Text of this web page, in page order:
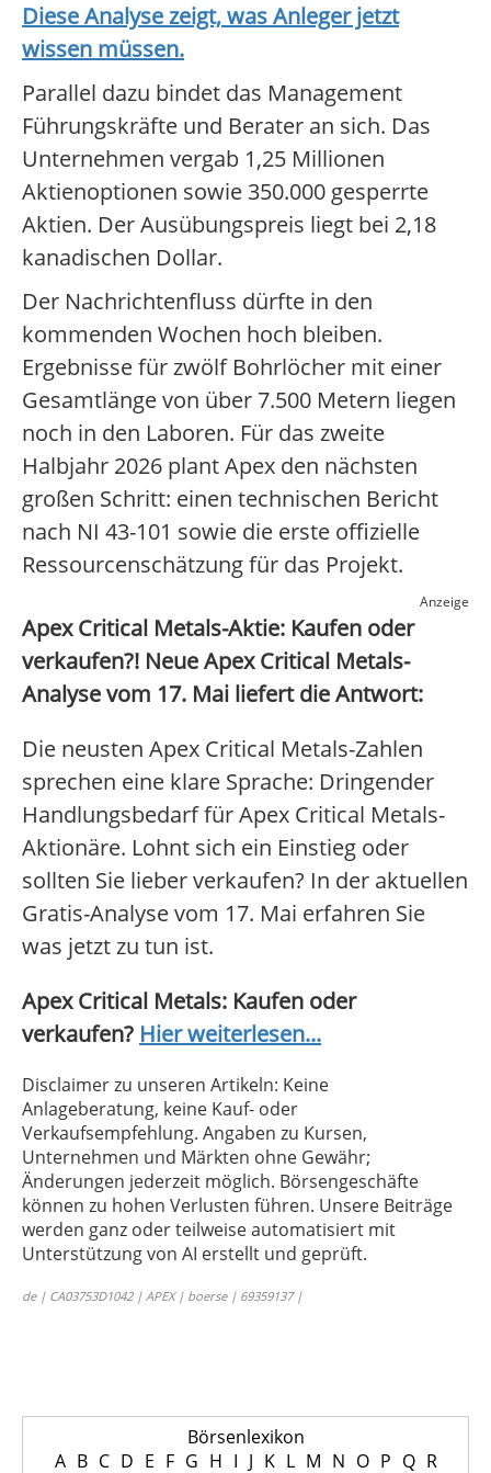
Diese Analyse zeigt, was Anleger jetzt
wissen müssen.
Parallel dazu bindet das Management
Führungskräfte und Berater an sich. Das
Unternehmen vergab 1,25 Millionen
Aktienoptionen sowie 350.000 gesperrte
Aktien. Der Ausübungspreis liegt bei 2,18
kanadischen Dollar.
Der Nachrichtenfluss dürfte in den
kommenden Wochen hoch bleiben.
Ergebnisse für zwölf Bohrlöcher mit einer
Gesamtlänge von über 7.500 Metern liegen
noch in den Laboren. Für das zweite
Halbjahr 2026 plant Apex den nächsten
großen Schritt: einen technischen Bericht
nach NI 43-101 sowie die erste offizielle
Ressourcenschätzung für das Projekt.
Anzeige
Apex Critical Metals-Aktie: Kaufen oder
verkaufen?! Neue Apex Critical Metals-
Analyse vom 17. Mai liefert die Antwort:
Die neusten Apex Critical Metals-Zahlen
sprechen eine klare Sprache: Dringender
Handlungsbedarf für Apex Critical Metals-
Aktionäre. Lohnt sich ein Einstieg oder
sollten Sie lieber verkaufen? In der aktuellen
Gratis-Analyse vom 17. Mai erfahren Sie
was jetzt zu tun ist.
Apex Critical Metals: Kaufen oder
verkaufen? Hier weiterlesen...
Disclaimer zu unseren Artikeln: Keine
Anlageberatung, keine Kauf- oder
Verkaufsempfehlung. Angaben zu Kursen,
Unternehmen und Märkten ohne Gewähr;
Änderungen jederzeit möglich. Börsengeschäfte
können zu hohen Verlusten führen. Unsere Beiträge
werden ganz oder teilweise automatisiert mit
Unterstützung von AI erstellt und geprüft.
de | CA03753D1042 | APEX | boerse | 69359137 |
Börsenlexikon
A B C D E F G H I J K L M N O P Q R